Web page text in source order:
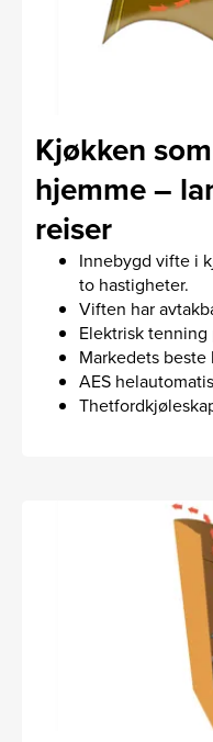
Kjøkken
hjemme –
reiser
Innebygd vifte i
to hastigheter.
Viften har
Elektrisk tenning
Markedets
AES